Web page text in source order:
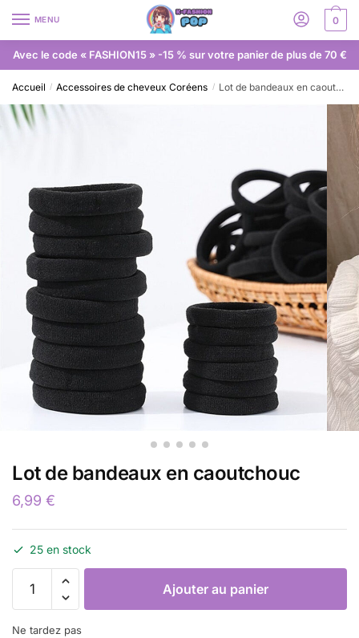
MENU 0
Avec le code « FASHION15 » -15 % sur votre panier de plus de 70 €
Accueil / Accessoires de cheveux Coréens / Lot de bandeaux en caoutchouc
Lot de bandeaux en caoutchouc
6,99 €
25 en stock
Ajouter au panier
Ne tardez pas